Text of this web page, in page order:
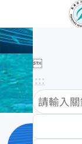
農業

:::